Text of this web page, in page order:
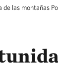
las montañas